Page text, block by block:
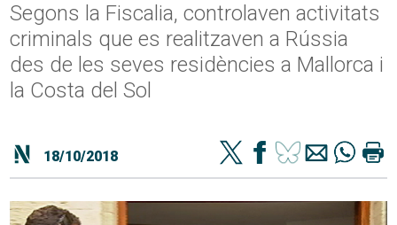
Segons la Fiscalia, controlaven activitats
criminals que es realitzaven a Rússia
des de les seves residències a Mallorca i
la Costa del Sol
18/10/2018